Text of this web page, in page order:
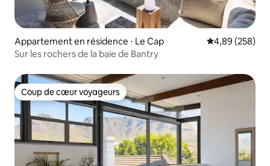
Appartement en résidence ⋅ Le Cap Évaluation
4,89 (258)
Sur les rochers de la baie de Bantry
Coup de cœur voyageurs
Coup de cœur voyageurs